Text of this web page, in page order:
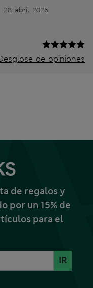
28 abril 2026
de opiniones
de regalos y
por un 15% de
para el
IR